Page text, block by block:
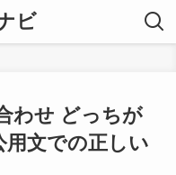
ビ
わせ どっちが
用文での正しい